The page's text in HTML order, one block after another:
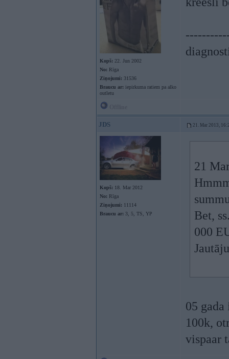
Kopš: 22. Jun 2002
No: Rīga
Ziņojumi: 31536
Braucu ar: iepirkuma ratiem pa alko
outletu
JDS 21. Mar 2013,
Kopš: 18. Mar 2012
No: Rīga
Ziņojumi: 11114
Braucu ar: 3, 5, TS, YP
21
Bet,
000
05
100k,
vispaar